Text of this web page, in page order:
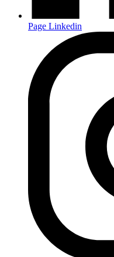
Page Linkedin